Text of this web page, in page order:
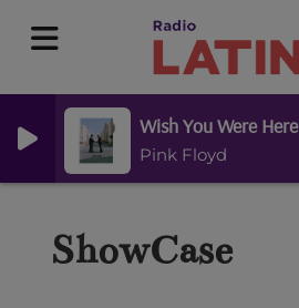
Wish You Were Here
Pink Floyd
ShowCase